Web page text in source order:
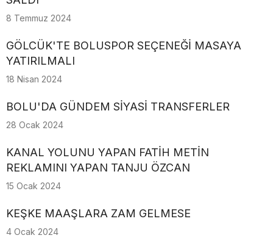
8 Temmuz 2024
GÖLCÜK'TE BOLUSPOR SEÇENEĞİ MASAYA
YATIRILMALI
18 Nisan 2024
BOLU'DA GÜNDEM SİYASİ TRANSFERLER
28 Ocak 2024
KANAL YOLUNU YAPAN FATİH METİN
REKLAMINI YAPAN TANJU ÖZCAN
15 Ocak 2024
KEŞKE MAAŞLARA ZAM GELMESE
4 Ocak 2024